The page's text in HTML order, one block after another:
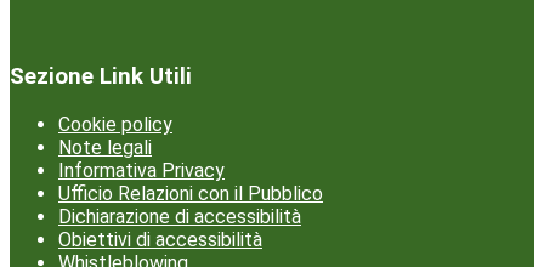
Sezione Link Utili
Cookie policy
Note legali
Informativa Privacy
Ufficio Relazioni con il Pubblico
Dichiarazione di accessibilità
Obiettivi di accessibilità